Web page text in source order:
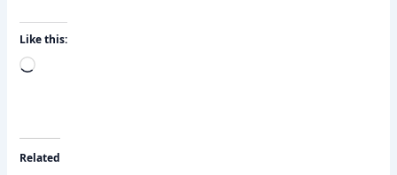
Like this:
Loading…
Related